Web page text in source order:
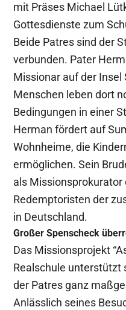
mit Präses Michael
Gottesdienste zum
Beide Patres sind der
verbunden. Pater
Missionar auf der Insel
Menschen leben dort
Bedingungen in einer
Herman fördert auf
Wohnheime, die
ermöglichen. Sein
als Missionsprokurator
Redemptoristen der
in Deutschland.
Großer Spenscheck
Das Missionsprojekt
Realschule unterstützt
der Patres ganz
Anlässlich seines